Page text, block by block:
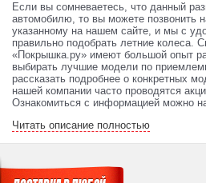
Если вы сомневаетесь, что данный
автомобилю, то вы можете позвонить
указанному на нашем сайте, и мы с
правильно подобрать летние колеса.
«Покрышка.ру» имеют большой опыт
выбирать лучшие модели по
рассказать подробнее о конкретных
нашей компании часто проводятся
Ознакомиться с информацией можно
Читать описание полностью